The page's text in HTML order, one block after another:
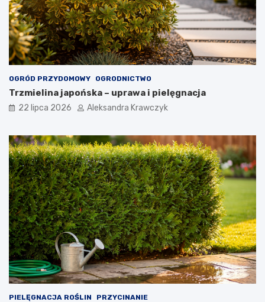
OGRÓD PRZYDOMOWY OGRODNICTWO
Trzmielina japońska – uprawa i pielęgnacja
22 lipca 2026 Aleksandra Krawczyk
PIELĘGNACJA ROŚLIN PRZYCINANIE